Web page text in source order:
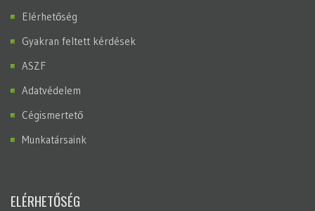
Elérhetőség
Gyakran feltett kérdések
ASZF
Adatvédelem
Cégismertető
Munkatársaink
ELÉRHETŐSÉG